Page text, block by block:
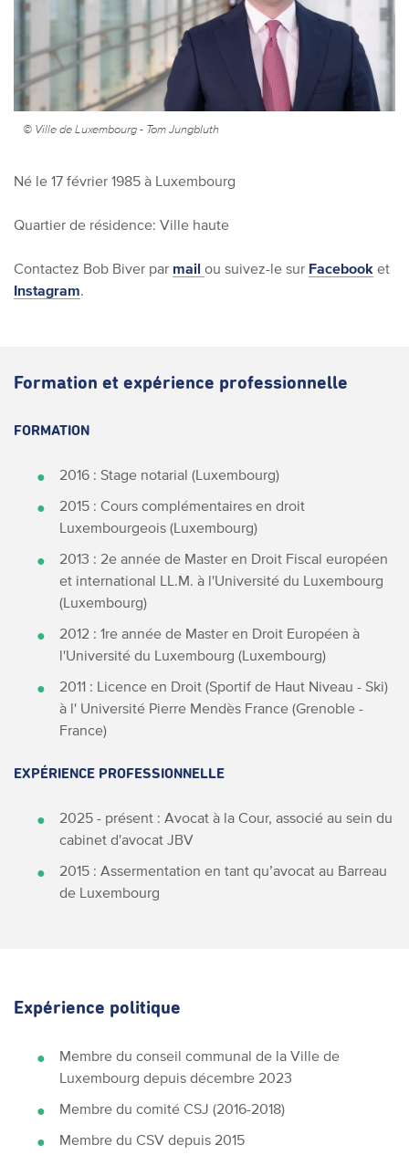
© Ville de Luxembourg - Tom Jungbluth
Né le 17 février 1985 à Luxembourg
Quartier de résidence: Ville haute
Contactez Bob Biver par mail ou suivez-le sur Facebook et
Instagram.
Formation et expérience professionnelle
FORMATION
2016 : Stage notarial (Luxembourg)
2015 : Cours complémentaires en droit
Luxembourgeois (Luxembourg)
2013 : 2e année de Master en Droit Fiscal européen
et international LL.M. à l'Université du Luxembourg
(Luxembourg)
2012 : 1re année de Master en Droit Européen à
l'Université du Luxembourg (Luxembourg)
2011 : Licence en Droit (Sportif de Haut Niveau - Ski)
à l' Université Pierre Mendès France (Grenoble -
France)
EXPÉRIENCE PROFESSIONNELLE
2025 - présent : Avocat à la Cour, associé au sein du
cabinet d'avocat JBV
2015 : Assermentation en tant qu’avocat au Barreau
de Luxembourg
Expérience politique
Membre du conseil communal de la Ville de
Luxembourg depuis décembre 2023
Membre du comité CSJ (2016-2018)
Membre du CSV depuis 2015